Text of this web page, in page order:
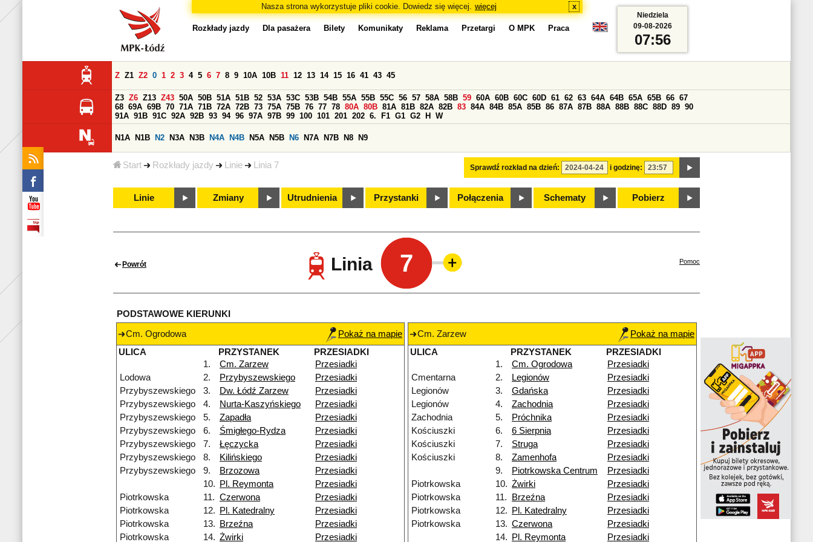
Nasza strona wykorzystuje pliki cookie. Dowiedz się więcej. więcej x
Start Rozkłady jazdy Linie Linia 7
Rozkłady jazdy Dla pasażera Bilety Komunikaty Reklama Przetargi O MPK Praca
Sprawdź rozkład na dzień: i godzinę:
Z Z1 Z2 0 1 2 3 4 5 6 7 8 9 10A 10B 11 12 13 14 15 16 41 43 45
Z3 Z6 Z13 Z43 50A 50B 51A 51B 52 53A 53C 53B 54B 55A 55B 55C 56 57 58A 58B 59 60A 60B 60C 60D 61 62 63 64A 64B 65A 65B 66 67
68 69A 69B 70 71A 71B 72A 72B 73 75A 75B 76 77 78 80A 80B 81A 81B 82A 82B 83 84A 84B 85A 85B 86 87A 87B 88A 88B 88C 88D 89 90
91A 91B 91C 92A 92B 93 94 96 97A 97B 99 100 101 201 202 6. F1 G1 G2 H W
N1A N1B N2 N3A N3B N4A N4B N5A N5B N6 N7A N7B N8 N9
Linie Zmiany Utrudnienia Przystanki Połączenia Schematy Pobierz
Niedziela
09-08-2026
07:56
Powrót Linia 7 Pomoc
PODSTAWOWE KIERUNKI
Cm. Ogrodowa
Pokaż na mapie
ULICA
PRZYSTANEK
PRZESIADKI
1.
Cm. Zarzew
Przesiadki
Lodowa
2. Przybyszewskiego
Przesiadki
Przybyszewskiego
3. Dw. Łódź Zarzew
Przesiadki
Przybyszewskiego
4. Nurta-Kaszyńskiego
Przesiadki
Przybyszewskiego
5. Zapadła
Przesiadki
Przybyszewskiego
6. Śmigłego-Rydza
Przesiadki
Przybyszewskiego
7. Łęczycka
Przesiadki
Przybyszewskiego
8. Kilińskiego
Przesiadki
Przybyszewskiego
9. Brzozowa
Przesiadki
10.
Pl. Reymonta
Przesiadki
Piotrkowska
11. Czerwona
Przesiadki
Piotrkowska
12. Pl. Katedralny
Przesiadki
Piotrkowska
13. Brzeźna
Przesiadki
Piotrkowska
14. Żwirki Przesiadki
Cm. Zarzew
Pokaż na mapie
ULICA
PRZYSTANEK
PRZESIADKI
1.
Cm. Ogrodowa
Przesiadki
Cmentarna
2. Legionów
Przesiadki
Legionów
3. Gdańska
Przesiadki
Legionów
4. Zachodnia
Przesiadki
Zachodnia
5. Próchnika
Przesiadki
Kościuszki
6. 6 Sierpnia
Przesiadki
Kościuszki
7. Struga
Przesiadki
Kościuszki
8. Zamenhofa
Przesiadki
9.
Piotrkowska Centrum
Przesiadki
Piotrkowska
10. Żwirki
Przesiadki
Piotrkowska
11. Brzeźna
Przesiadki
Piotrkowska
12. Pl. Katedralny
Przesiadki
Piotrkowska
13. Czerwona
Przesiadki
14.
Pl. Reymonta Przesiadki